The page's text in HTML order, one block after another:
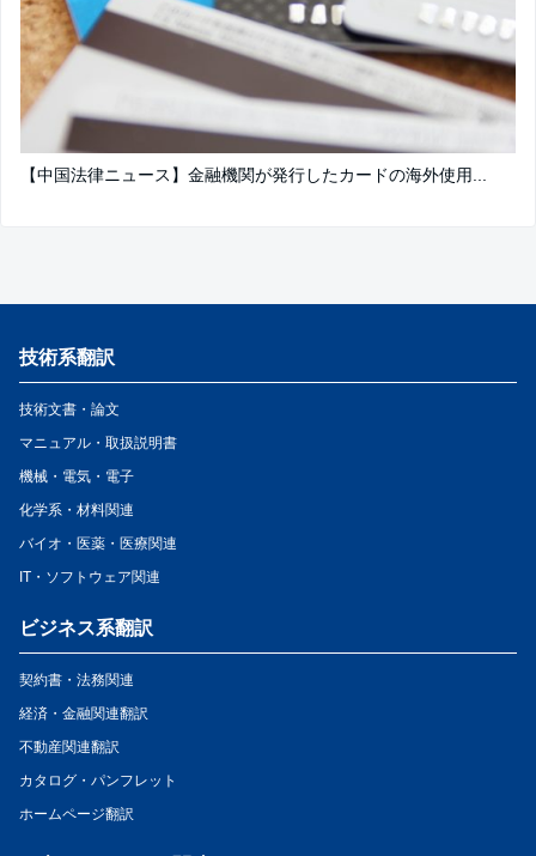
【中国法律ニュース】金融機関が発行したカードの海外使用...
技術系翻訳
技術文書・論文
マニュアル・取扱説明書
機械・電気・電子
化学系・材料関連
バイオ・医薬・医療関連
IT・ソフトウェア関連
ビジネス系翻訳
契約書・法務関連
経済・金融関連翻訳
不動産関連翻訳
カタログ・パンフレット
ホームページ翻訳